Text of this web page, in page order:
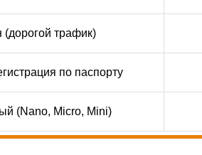
(дорогой трафик)
по паспорту
(Nano, Micro, Mini)